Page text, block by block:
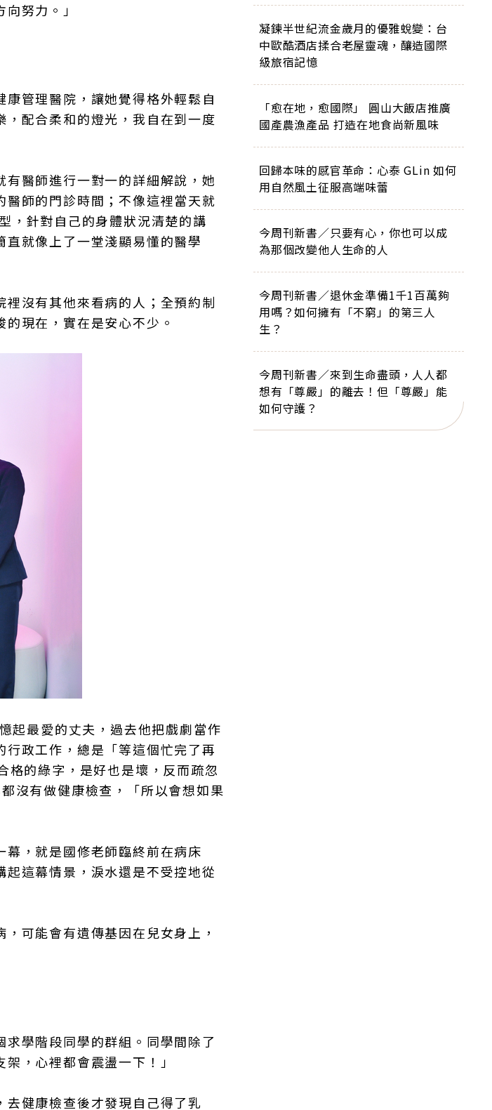
努力。」
管理醫院，讓她覺得格外輕鬆自
配合柔和的燈光，我自在到一度
醫師進行一對一的詳細解說，她
師的門診時間；不像這裡當天就
，針對自己的身體狀況清楚的講
就像上了一堂淺顯易懂的醫學
沒有其他來看病的人；全預約制
現在，實在是安心不少。
起最愛的丈夫，過去他把戲劇當作
政工作，總是「等這個忙完了再
格的綠字，是好也是壞，反而疏忽
沒有做健康檢查，「所以會想如果
，就是國修老師臨終前在病床
這幕情景，淚水還是不受控地從
可能會有遺傳基因在兒女身上，
學階段同學的群組。同學間除了
，心裡都會震盪一下！」
健康檢查後才發現自己得了乳
凝鍊半世紀流金歲月的優雅蛻變：台
中歐酷酒店揉合老屋靈魂，釀造國際
級旅宿記憶
「愈在地，愈國際」 圓山大飯店推廣
國產農漁產品 打造在地食尚新風味
回歸本味的感官革命：心泰 GLin 如何
用自然風土征服高端味蕾
今周刊新書／只要有心，你也可以成
為那個改變他人生命的人
今周刊新書／退休金準備1千1百萬夠
用嗎？如何擁有「不窮」的第三人
生？
今周刊新書／來到生命盡頭，人人都
想有「尊嚴」的離去！但「尊嚴」能
如何守護？